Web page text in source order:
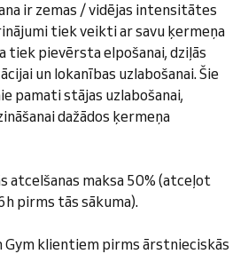
ir zemas / vidējas intensitātes
tiek veikti ar savu ķermeņa
tiek pievērsta elpošanai, dziļās
un lokanības uzlabošanai. Šie
pamati stājas uzlabošanai,
dažādos ķermeņa
atcelšanas maksa 50% (atceļot
pirms tās sākuma).
Gym klientiem pirms ārstnieciskās